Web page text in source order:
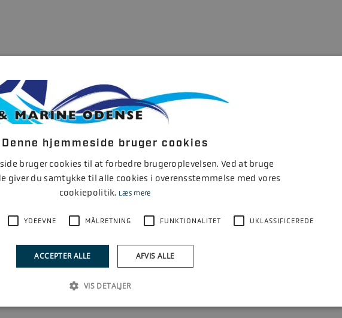
HYDRAULISK STYRING OP TIL 115HK
0
1
Denne hjemmeside bruger cookies
bruger cookies til at forbedre brugeroplevelsen. Ved at bruge
giver du samtykke til alle cookies i overensstemmelse med vores
cookiepolitik. Læs mere
YDEEVNE MÅLRETNING FUNKTIONALITET UKLASSIFICEREDE
ACCEPTER ALLE AFVIS ALLE
VIS DETALJER